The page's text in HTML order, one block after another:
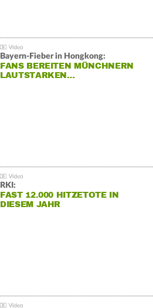
Bayern-Fieber in Hongkong:
FANS BEREITEN MÜNCHNERN
LAUTSTARKEN…
RKI:
FAST 12.000 HITZETOTE IN
DIESEM JAHR